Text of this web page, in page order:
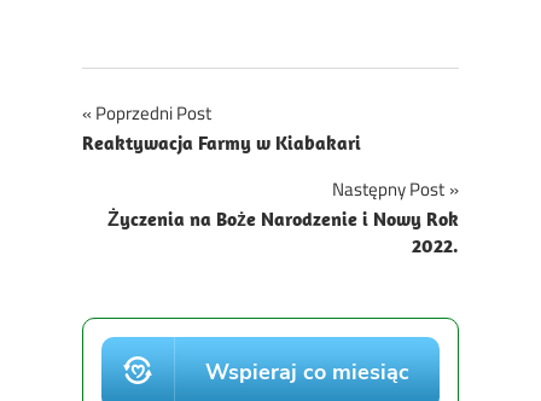
Nawigacja
wpisu
Poprzedni Post
Reaktywacja Farmy w Kiabakari
Następny Post
Życzenia na Boże Narodzenie i Nowy Rok
2022.